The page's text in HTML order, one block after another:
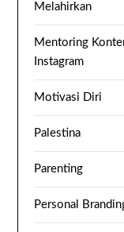
Melahirkan
Mentoring
Instagram
Motivasi Diri
Palestina
Parenting
Personal